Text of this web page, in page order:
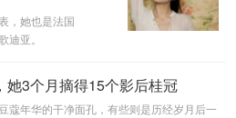
，她也是法国
亚。
她3个月摘得15个影后桂冠
蔻年华的干净面孔，有些则是历经岁月后一